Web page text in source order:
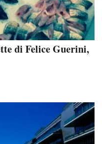
di Felice Guerini,